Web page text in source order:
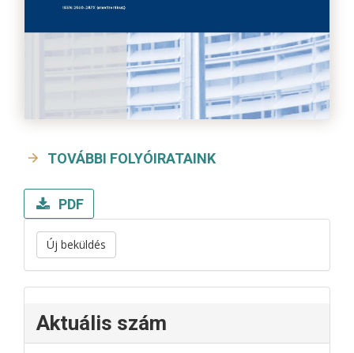
TOVÁBBI FOLYÓIRATAINK
PDF
Új beküldés
Aktuális szám